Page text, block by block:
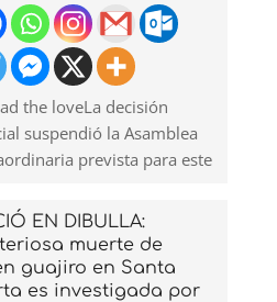
the loveLa decisión
suspendió la Asamblea
prevista para este
EN DIBULLA:
muerte de
guajiro en Santa
es investigada por